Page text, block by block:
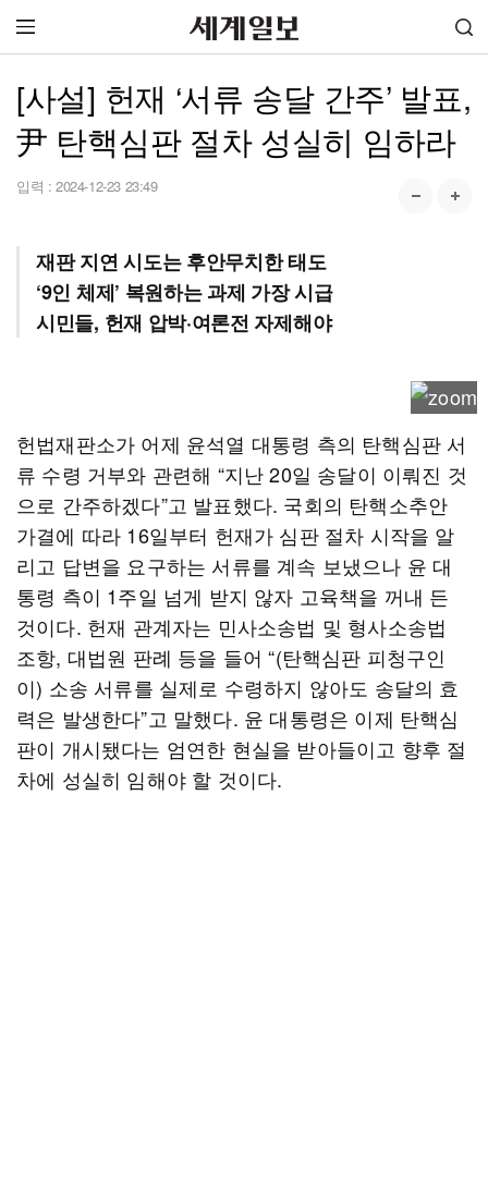
[사설] 헌재 ‘서류 송달 간주’ 발표,
尹 탄핵심판 절차 성실히 임하라
입력 : 2024-12-23 23:49
재판 지연 시도는 후안무치한 태도
‘9인 체제’ 복원하는 과제 가장 시급
시민들, 헌재 압박·여론전 자제해야
헌법재판소가 어제 윤석열 대통령 측의 탄핵심판 서
류 수령 거부와 관련해 “지난 20일 송달이 이뤄진 것
으로 간주하겠다”고 발표했다. 국회의 탄핵소추안
가결에 따라 16일부터 헌재가 심판 절차 시작을 알
리고 답변을 요구하는 서류를 계속 보냈으나 윤 대
통령 측이 1주일 넘게 받지 않자 고육책을 꺼내 든
것이다. 헌재 관계자는 민사소송법 및 형사소송법
조항, 대법원 판례 등을 들어 “(탄핵심판 피청구인
이) 소송 서류를 실제로 수령하지 않아도 송달의 효
력은 발생한다”고 말했다. 윤 대통령은 이제 탄핵심
판이 개시됐다는 엄연한 현실을 받아들이고 향후 절
차에 성실히 임해야 할 것이다.